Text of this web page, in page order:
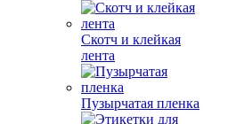
Скотч и клейкая
лента
Пузырчатая пленка